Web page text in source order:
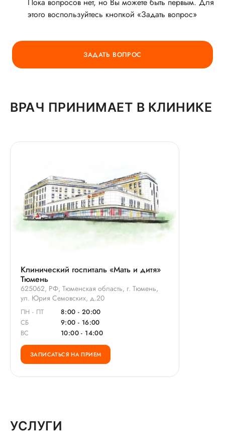
ГОРЯЧАЯ ЛИНИЯ КАЧЕСТВА
этого воспользуйтесь кнопкой «Задать вопрос»
ЗАДАТЬ ВОПРОС
ВРАЧ ПРИНИМАЕТ В КЛИНИКЕ
Клинический госпиталь «Мать и дитя»
Тюмень
625062, РФ, Тюменская область, г. Тюмень,
ул. Юрия Семовских, д.20
ПН - ПТ
8:00 - 20:00
СБ
9:00 - 16:00
ВС
10:00 - 14:00
ЗАПИСАТЬСЯ НА ПРИЕМ
УСЛУГИ